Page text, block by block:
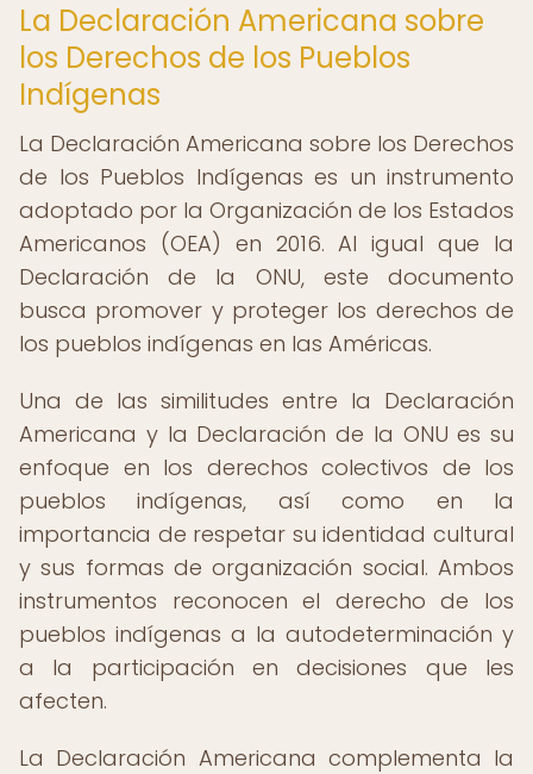
La Declaración Americana sobre
los Derechos de los Pueblos
Indígenas
La Declaración Americana sobre los Derechos
de los Pueblos Indígenas es un instrumento
adoptado por la Organización de los Estados
Americanos (OEA) en 2016. Al igual que la
Declaración de la ONU, este documento
busca promover y proteger los derechos de
los pueblos indígenas en las Américas.
Una de las similitudes entre la Declaración
Americana y la Declaración de la ONU es su
enfoque en los derechos colectivos de los
pueblos indígenas, así como en la
importancia de respetar su identidad cultural
y sus formas de organización social. Ambos
instrumentos reconocen el derecho de los
pueblos indígenas a la autodeterminación y
a la participación en decisiones que les
afecten.
La Declaración Americana complementa la